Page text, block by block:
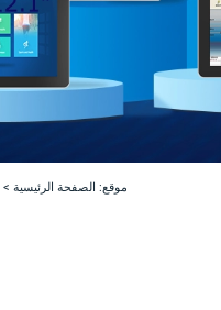
موقع: الصفحة الرئيسية >